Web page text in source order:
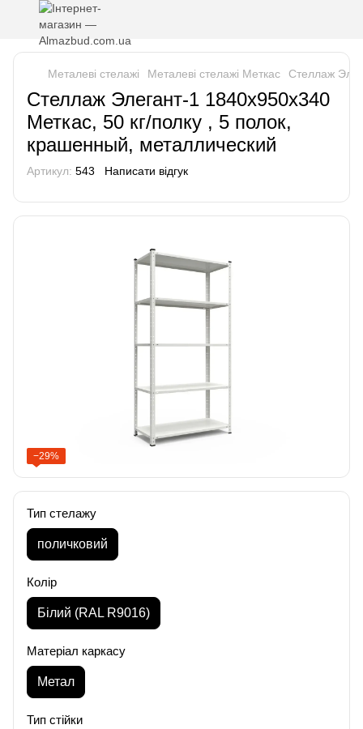
Металеві стелажі Металеві стелажі Меткас Стеллаж
Стеллаж Элегант-1 1840х950х340
Меткас, 50 кг/полку , 5 полок,
крашенный, металлический
Артикул: 543 Написати відгук
−29%
Тип стелажу
поличковий
Колір
Білий (RAL R9016)
Матеріал каркасу
Метал
Тип стійки